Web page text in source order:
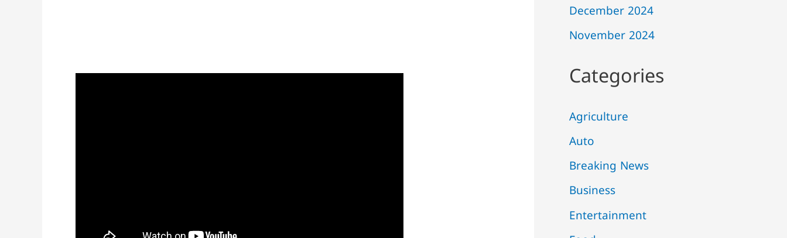
December 2024
November 2024
Categories
Agriculture
Auto
Breaking News
Business
Entertainment